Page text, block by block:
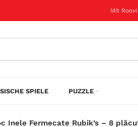
Mit
SPIELE PUZZLE
Inele Fermecate Rubik’s – 8